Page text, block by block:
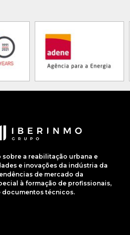
sobre a reabilitação urbana e
e inovações da indústria da
de mercado da
à formação de profissionais,
documentos técnicos.